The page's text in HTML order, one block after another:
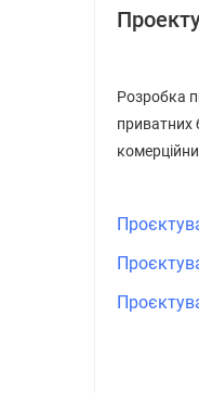
Розробка
приватних